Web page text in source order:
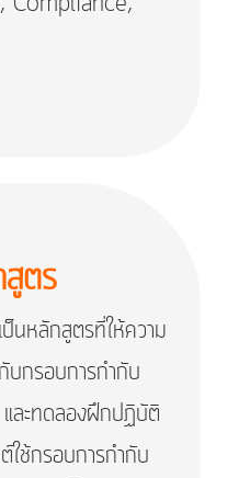
ตร
กสูตรที่ให้ความ
กับกรอบการกำกับ
ละทดลองฝึกปฏิบัติ
ใช้กรอบการกำกับ